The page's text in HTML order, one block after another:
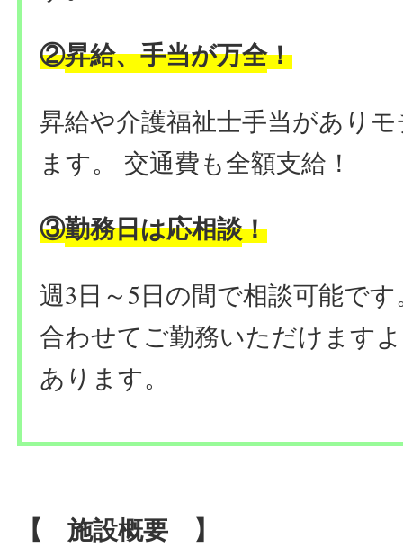
②昇給、手当が万全！
昇給や介護福祉士手当があり
ます。
交通費も全額支給！
③勤務日は応相談！
週3日～5日の間で相談可能で
合わせてご勤務いただけます
あります。
【 施設概要 】